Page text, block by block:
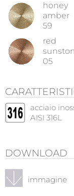
honey
amber
59
red
05
acciaio
AISI 316L
DOWNLOAD
immagine